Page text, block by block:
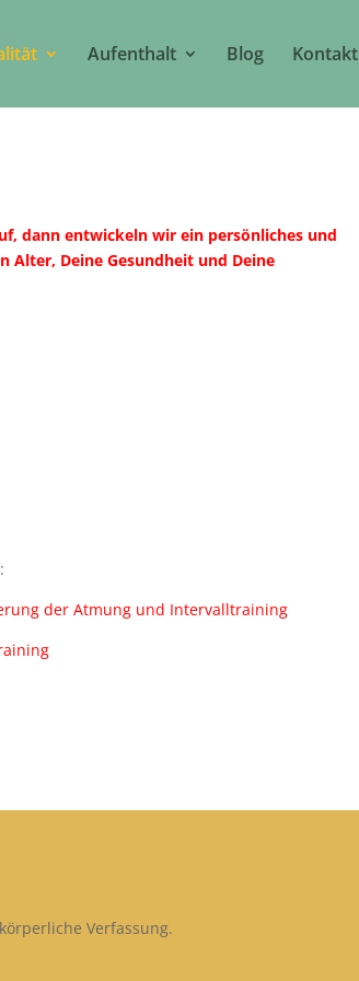
Aufenthalt Blog Kontakt
dann entwickeln wir ein persönliches und
Alter, Deine Gesundheit und Deine
der Atmung und Intervalltraining
Verfassung.